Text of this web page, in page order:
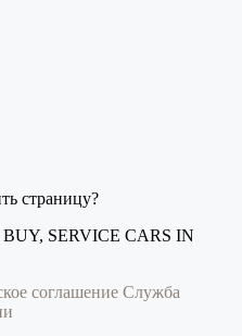
страницу?
SERVICE CARS IN
соглашение Служба